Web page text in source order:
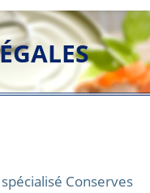
spécialisé Conserves